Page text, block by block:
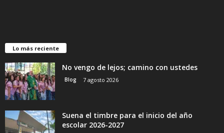
Lo más reciente
No vengo de lejos; camino con ustedes
Blog 7 agosto 2026
Suena el timbre para el inicio del año
escolar 2026-2027